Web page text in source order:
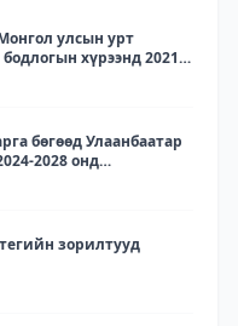
улсын урт
хүрээнд 2021-
зорилт, үйл
бөгөөд Улаанбаатар
2028 онд
төлөвлөгөөний
зорилтууд